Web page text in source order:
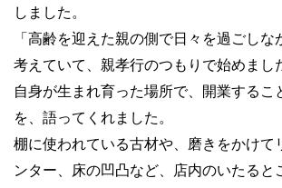
しました。
「高齢を迎えた親の側で日々を過ごしな
考えていて、親孝行のつもりで始めまし
自身が生まれ育った場所で、開業するこ
を、語ってくれました。
棚に使われている古材や、磨きをかけて
ンター、床の凹凸など、店内のいたると